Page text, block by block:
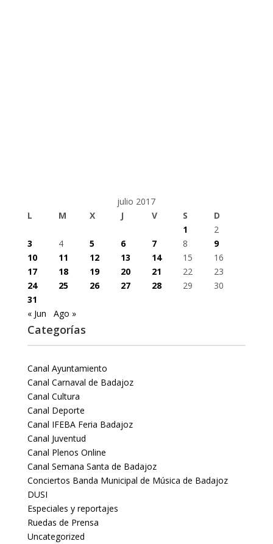
julio 2017
L
M X J V S
D
1
2
3
4 5 6 7 8
9
10
11 12 13 14 15
16
17
18 19 20 21 22
23
24
25 26 27 28 29
30
31
« Jun
Ago »
Categorías
Canal Ayuntamiento
Canal Carnaval de Badajoz
Canal Cultura
Canal Deporte
Canal IFEBA Feria Badajoz
Canal Juventud
Canal Plenos Online
Canal Semana Santa de Badajoz
Conciertos Banda Municipal de Música de Badajoz
DUSI
Especiales y reportajes
Ruedas de Prensa
Uncategorized